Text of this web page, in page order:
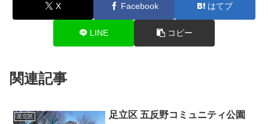
X Facebook はてブ
LINE コピー
関連記事
足立区 足立区 五反野コミュニティ公園